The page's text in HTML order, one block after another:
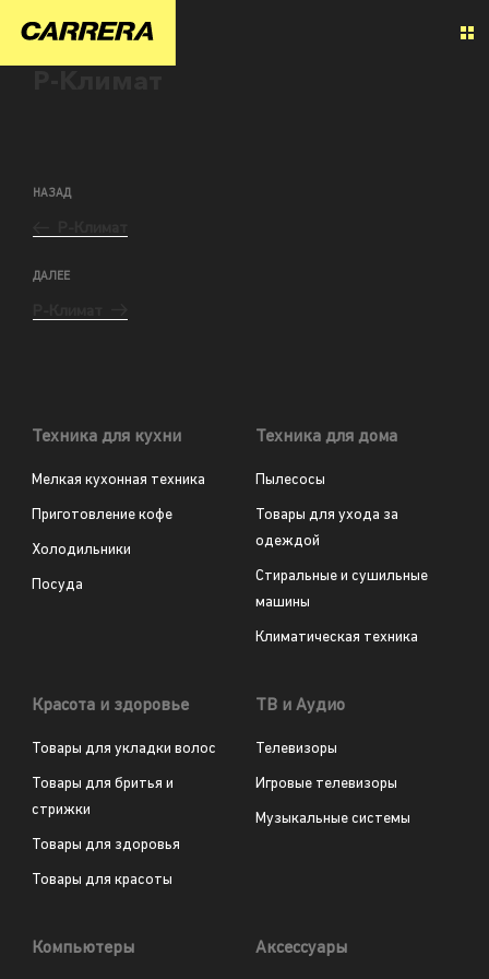
НАЗАД
ДАЛЕЕ
Техника для кухни
Мелкая кухонная техника
Приготовление кофе
Холодильники
Посуда
Техника для дома
Пылесосы
Товары для ухода за
одеждой
Стиральные и сушильные
машины
Климатическая техника
Красота и здоровье
Товары для укладки волос
Товары для бритья и
стрижки
Товары для здоровья
Товары для красоты
ТВ и Аудио
Телевизоры
Игровые телевизоры
Музыкальные системы
Компьютеры Аксессуары